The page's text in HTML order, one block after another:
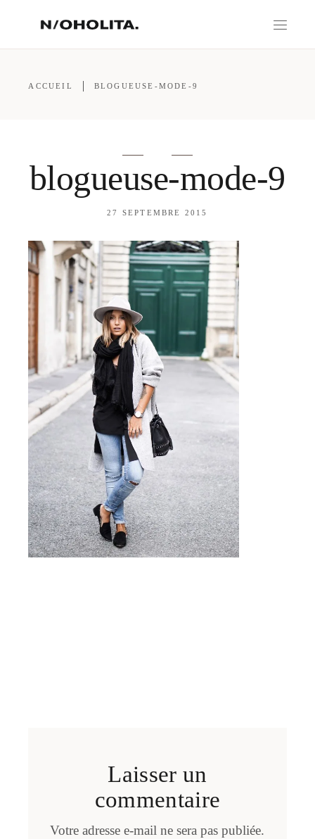
ACCUEIL BLOGUEUSE-MODE-9
blogueuse-mode-9
27 SEPTEMBRE 2015
Laisser un
commentaire
Votre adresse e-mail ne sera pas publiée.